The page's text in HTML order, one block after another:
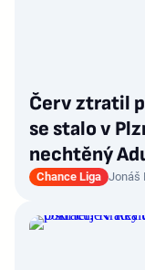
Červ ztratil
se stalo v
nechtěný
Chance Liga Jonáš